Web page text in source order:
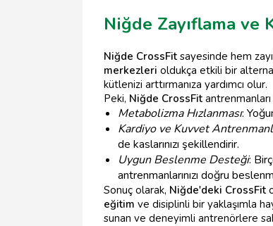
Niğde Zayıflama ve
Niğde CrossFit sayesinde hem
merkezleri oldukça etkili bir
kütlenizi arttırmanıza yardımcı olur.
Peki, Niğde CrossFit
Metabolizma Hızlanması:
Kardiyo ve Kuvvet
de kaslarınızı şekillendirir.
Uygun Beslenme Desteği:
antrenmanlarınızı doğru
Sonuç olarak, Niğde'deki CrossFit
eğitim ve disiplinli bir yaklaşımla
sunan ve deneyimli antrenörlere